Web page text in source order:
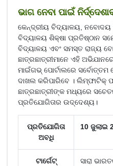
ଭାଗ ନେବା ପାଇଁ
କେନ୍ଦ୍ରୀୟ ବିଦ୍ୟାଳୟ, ନବୋଦୟ
ବିଦ୍ୟାଳୟ ଶିକ୍ଷା ପ୍ରତିଷ୍ଠାନ
ବିଦ୍ୟାଳୟ ଏବଂ ସମସ୍ତ ରାଜ୍ୟ
ଛାତ୍ରଛାତ୍ରୀମାନେ ଏହି
ମାଇଁଗଭ୍‌ ପୋର୍ଟାଲରେ
ଦାଖଲ କରିପାରିବେ ।
ଛାତ୍ରଛାତ୍ରୀଙ୍କ ମଧ୍ୟରେ
ପ୍ରତିଯୋଗିତାର ଉଦ୍ଦେଶ୍ୟ।
ପ୍ରତିଯୋଗିତା
ଅବଧି
10 ଜୁଲାଇ
ଟାର୍ଗେଟ୍
ସାରା